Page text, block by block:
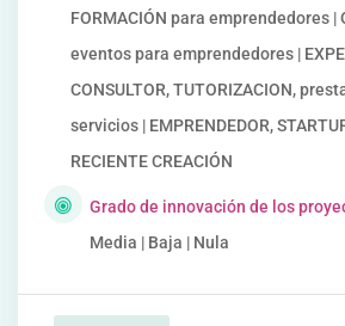
FORMACIÓN para emprendedores |
eventos para emprendedores |
CONSULTOR, TUTORIZACION,
servicios | EMPRENDEDOR,
RECIENTE CREACIÓN
Grado de innovación de los
Media | Baja | Nula